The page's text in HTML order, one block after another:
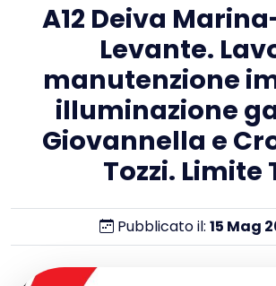
A12 Deiva
Levante.
manutenzione
illuminazione
Giovannella e
Tozzi. Limite
Pubblicato il: 15 Mag